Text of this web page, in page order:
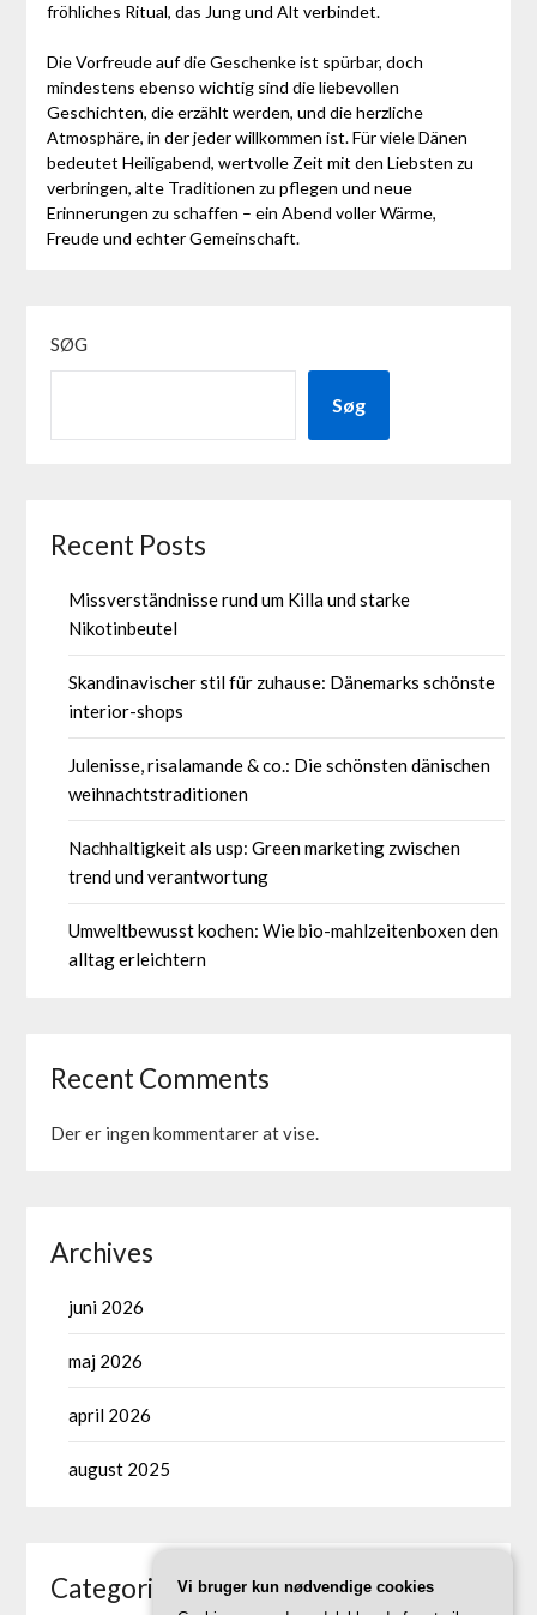
fröhliches Ritual, das Jung und Alt verbindet.
Die Vorfreude auf die Geschenke ist spürbar, doch
mindestens ebenso wichtig sind die liebevollen
Geschichten, die erzählt werden, und die herzliche
Atmosphäre, in der jeder willkommen ist. Für viele Dänen
bedeutet Heiligabend, wertvolle Zeit mit den Liebsten zu
verbringen, alte Traditionen zu pflegen und neue
Erinnerungen zu schaffen – ein Abend voller Wärme,
Freude und echter Gemeinschaft.
SØG
Søg
Recent Posts
Missverständnisse rund um Killa und starke
Nikotinbeutel
Skandinavischer stil für zuhause: Dänemarks schönste
interior-shops
Julenisse, risalamande & co.: Die schönsten dänischen
weihnachtstraditionen
Nachhaltigkeit als usp: Green marketing zwischen
trend und verantwortung
Umweltbewusst kochen: Wie bio-mahlzeitenboxen den
alltag erleichtern
Recent Comments
Der er ingen kommentarer at vise.
Archives
juni 2026
maj 2026
april 2026
august 2025
CategoriesVi bruger kun nødvendige cookies